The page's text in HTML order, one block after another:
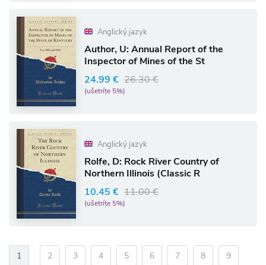
Anglický jazyk
Author, U: Annual Report of the
Inspector of Mines of the St
24.99 € 26.30 €
(ušetríte 5%)
Anglický jazyk
Rolfe, D: Rock River Country of
Northern Illinois (Classic R
10.45 € 11.00 €
(ušetríte 5%)
1 2 3 4 5 6 7 8
9